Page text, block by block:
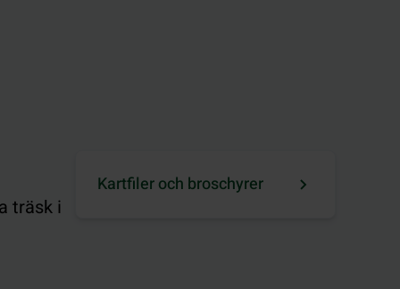
träsk i
Kartfiler och broschyrer